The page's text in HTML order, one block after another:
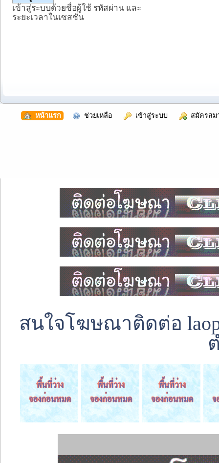
เข้าสู่ระบบด้วยชื่อผู้ใช้ รหัสผ่าน และ
ระยะเวลาในเซสชั่น
หน้าแรก ช่วยเหลือ เข้าสู่ระบบ สมัครสม
สนใจโฆษณาติดต่อ